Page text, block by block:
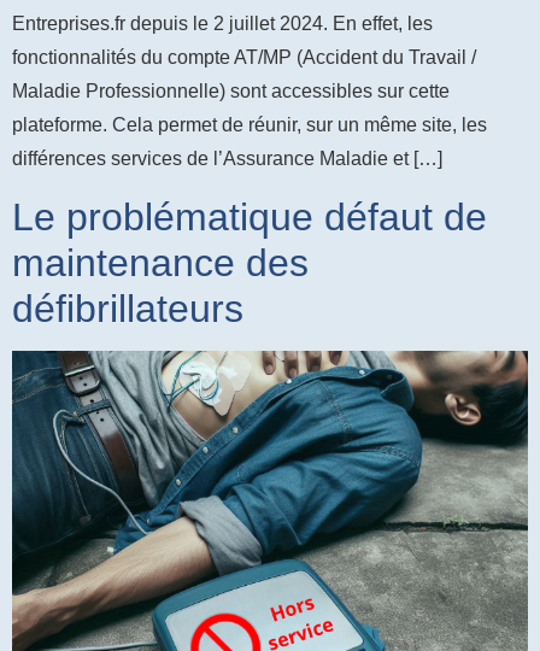
Entreprises.fr depuis le 2 juillet 2024. En effet, les
fonctionnalités du compte AT/MP (Accident du Travail /
Maladie Professionnelle) sont accessibles sur cette
plateforme. Cela permet de réunir, sur un même site, les
différences services de l’Assurance Maladie et […]
Le problématique défaut de
maintenance des
défibrillateurs